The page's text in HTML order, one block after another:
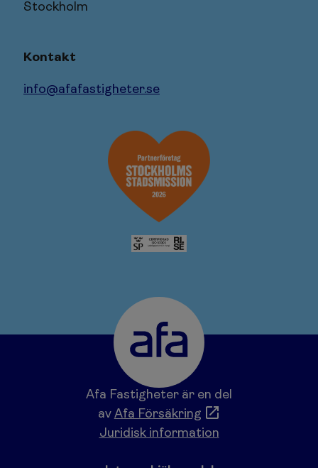
Stockholm
Kontakt
info@afafastigheter.se
Afa Fastigheter är en del
av Afa Försäkring
Juridisk information